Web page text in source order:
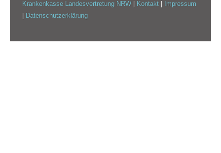
Krankenkasse Landesvertretung NRW | Kontakt | Impressum
| Datenschutzerklärung